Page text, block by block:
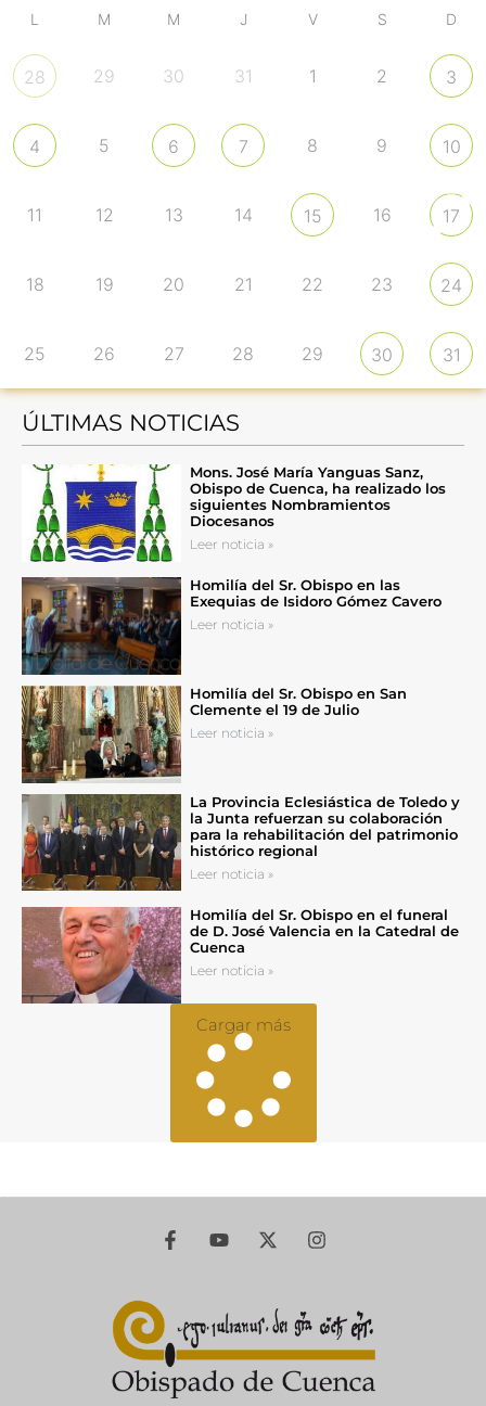
L M M J V S D
28 29 30 31 1 2 3
4 5 6 7 8 9 10
11 12 13 14 15 16 17
18 19 20 21 22 23 24
25 26 27 28 29 30 31
ÚLTIMAS NOTICIAS
Mons. José María Yanguas Sanz,
Obispo de Cuenca, ha realizado los
siguientes Nombramientos
Diocesanos
Leer noticia »
Homilía del Sr. Obispo en las
Exequias de Isidoro Gómez Cavero
Leer noticia »
Homilía del Sr. Obispo en San
Clemente el 19 de Julio
Leer noticia »
La Provincia Eclesiástica de Toledo y
la Junta refuerzan su colaboración
para la rehabilitación del patrimonio
histórico regional
Leer noticia »
Homilía del Sr. Obispo en el funeral
de D. José Valencia en la Catedral de
Cuenca
Leer noticia »
Cargar más